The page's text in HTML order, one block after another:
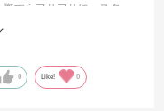
すらフサフサに。スタッ
キャンペーン中はミニボ
0 Like! 0